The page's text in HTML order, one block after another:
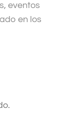
eventos
en los